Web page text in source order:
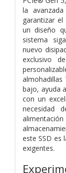
la
garantizar
un diseño
sistema
nuevo
exclusivo
almohadillas
bajo, ayuda
con un
necesidad
este SSD es
exigentes.